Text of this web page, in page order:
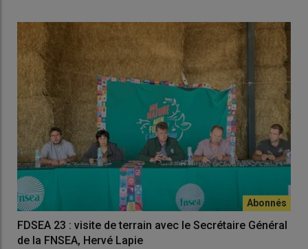
FDSEA 23 : visite de terrain avec le Secrétaire Général
de la FNSEA, Hervé Lapie